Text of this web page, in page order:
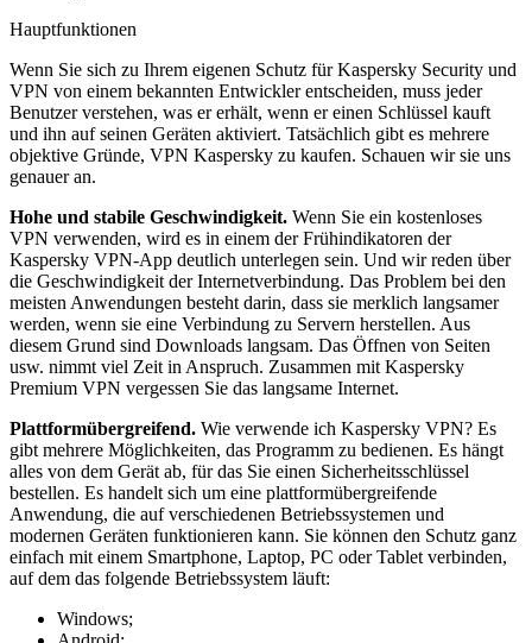
Hauptfunktionen
Wenn Sie sich zu Ihrem eigenen Schutz für Kaspersky Security und
VPN von einem bekannten Entwickler entscheiden, muss jeder
Benutzer verstehen, was er erhält, wenn er einen Schlüssel kauft
und ihn auf seinen Geräten aktiviert. Tatsächlich gibt es mehrere
objektive Gründe, VPN Kaspersky zu kaufen. Schauen wir sie uns
genauer an.
Hohe und stabile Geschwindigkeit. Wenn Sie ein kostenloses
VPN verwenden, wird es in einem der Frühindikatoren der
Kaspersky VPN-App deutlich unterlegen sein. Und wir reden über
die Geschwindigkeit der Internetverbindung. Das Problem bei den
meisten Anwendungen besteht darin, dass sie merklich langsamer
werden, wenn sie eine Verbindung zu Servern herstellen. Aus
diesem Grund sind Downloads langsam. Das Öffnen von Seiten
usw. nimmt viel Zeit in Anspruch. Zusammen mit Kaspersky
Premium VPN vergessen Sie das langsame Internet.
Plattformübergreifend. Wie verwende ich Kaspersky VPN? Es
gibt mehrere Möglichkeiten, das Programm zu bedienen. Es hängt
alles von dem Gerät ab, für das Sie einen Sicherheitsschlüssel
bestellen. Es handelt sich um eine plattformübergreifende
Anwendung, die auf verschiedenen Betriebssystemen und
modernen Geräten funktionieren kann. Sie können den Schutz ganz
einfach mit einem Smartphone, Laptop, PC oder Tablet verbinden,
auf dem das folgende Betriebssystem läuft:
Windows;